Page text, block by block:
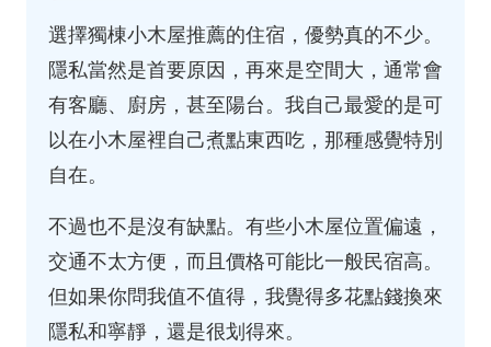
選擇獨棟小木屋推薦的住宿，優勢真的不少。
隱私當然是首要原因，再來是空間大，通常會
有客廳、廚房，甚至陽台。我自己最愛的是可
以在小木屋裡自己煮點東西吃，那種感覺特別
自在。
不過也不是沒有缺點。有些小木屋位置偏遠，
交通不太方便，而且價格可能比一般民宿高。
但如果你問我值不值得，我覺得多花點錢換來
隱私和寧靜，還是很划得來。